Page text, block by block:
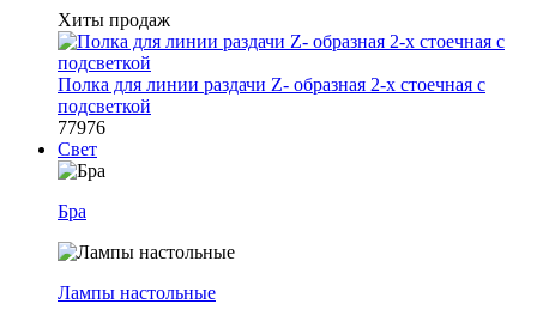
Хиты продаж
Полка для линии раздачи Z- образная 2-х стоечная с
подсветкой
77976
Свет
Бра
Лампы настольные